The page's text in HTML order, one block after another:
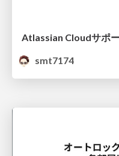
smt7174